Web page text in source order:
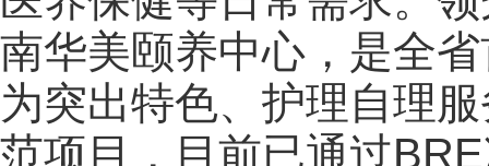
南华美颐养中心，是全
为突出特色、护理自理
范项目，目前已通过